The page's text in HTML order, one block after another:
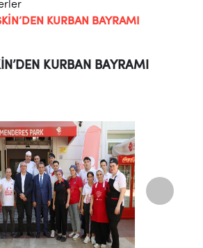
KURBAN BAYRAMI
KURBAN BAYRAMI